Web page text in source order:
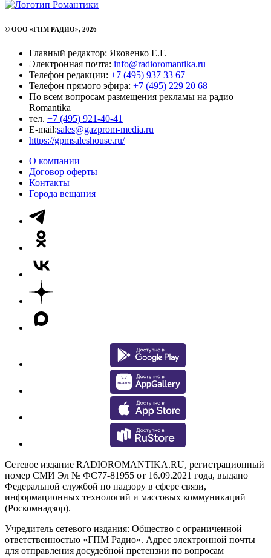
© ООО «ГПМ РАДИО», 2026
Главный редактор: Яковенко Е.Г.
Электронная почта: info@radioromantika.ru
Телефон редакции: +7 (495) 937 33 67
Телефон прямого эфира: +7 (495) 229 20 68
По всем вопросам размещения рекламы на радио
Romantika
тел. +7 (495) 921-40-41
E-mail:sales@gazprom-media.ru
https://gpmsaleshouse.ru/
О компании
Договор оферты
Контакты
Города вещания
Сетевое издание RADIOROMANTIKA.RU, регистрационный
номер СМИ Эл № ФС77-81955 от 16.09.2021 года, выдано
Федеральной службой по надзору в сфере связи,
информационных технологий и массовых коммуникаций
(Роскомнадзор).
Учредитель сетевого издания: Общество с ограниченной
ответственностью «ГПМ Радио». Адрес электронной почты
для отправления досудебной претензии по вопросам